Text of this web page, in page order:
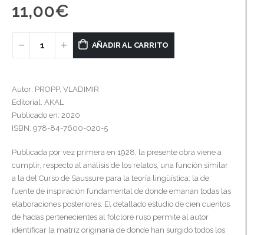
11,00€
AÑADIR AL CARRITO
Autor: PROPP, VLADIMIR
Editorial: AKAL
Publicado en: 2020
ISBN: 978-84-7600-020-5
Publicada por vez primera en 1928, la presente obra viene a
cumplir, respecto al análisis de los relatos, una función similar
a la del Curso de Saussure para la teoría lingüística: la de
fuente de inspiración fundamental de donde emanan todas las
elaboraciones posteriores. El detallado estudio de cien cuentos
de hadas pertenecientes al folclore ruso permite al autor
identificar la matriz originaria de donde han surgido todos los